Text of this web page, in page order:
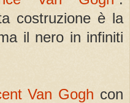
costruzione è la
il nero in infiniti
Van Gogh con